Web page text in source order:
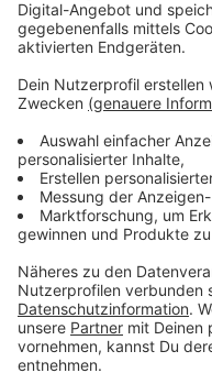
Verpass' nichts
ANTENNE
Lifestyle oder
Zum
Du